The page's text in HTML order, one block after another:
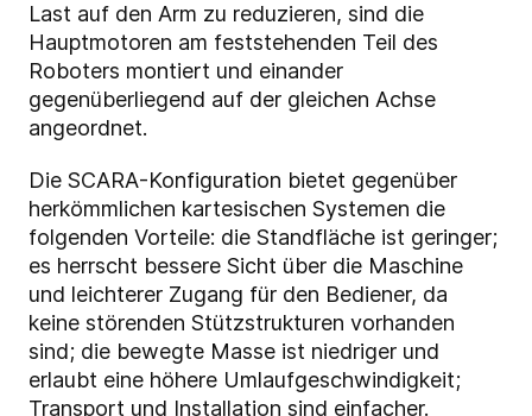
Last auf den Arm zu reduzieren, sind die
Hauptmotoren am feststehenden Teil des
Roboters montiert und einander
gegenüberliegend auf der gleichen Achse
angeordnet.
Die SCARA-Konfiguration bietet gegenüber
herkömmlichen kartesischen Systemen die
folgenden Vorteile: die Standfläche ist geringer;
es herrscht bessere Sicht über die Maschine
und leichterer Zugang für den Bediener, da
keine störenden Stützstrukturen vorhanden
sind; die bewegte Masse ist niedriger und
erlaubt eine höhere Umlaufgeschwindigkeit;
Transport und Installation sind einfacher.